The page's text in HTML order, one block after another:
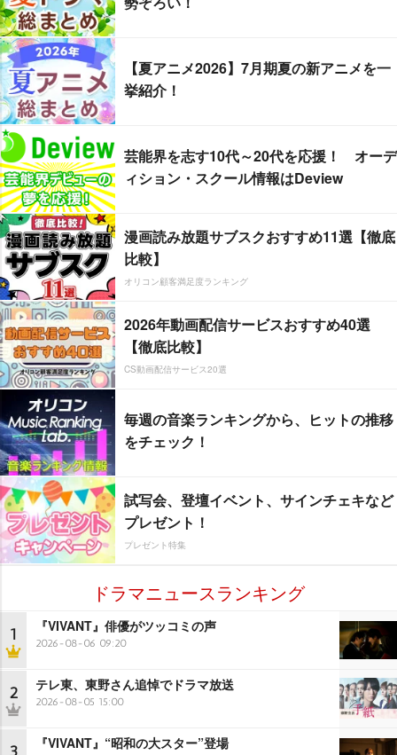
【夏アニメ2026】7月期夏の新アニメを一
挙紹介！
芸能界を志す10代～20代を応援！ オーデ
ィション・スクール情報はDeview
漫画読み放題サブスクおすすめ11選【徹底
比較】
オリコン顧客満足度ランキング
2026年動画配信サービスおすすめ40選
【徹底比較】
CS動画配信サービス20選
毎週の音楽ランキングから、ヒットの推移
をチェック！
試写会、登壇イベント、サインチェキなど
プレゼント！
プレゼント特集
ドラマニュースランキング
1 『VIVANT』俳優がツッコミの声
2026-08-06 09:20
2 テレ東、東野さん追悼でドラマ放送
2026-08-05 15:00
『VIVANT』“昭和の大スター”登場